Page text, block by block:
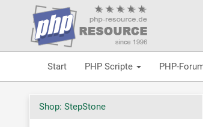
Start PHP Scripte PHP-
Shop: StepStone